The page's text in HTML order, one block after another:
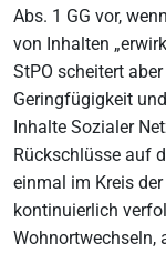
Abs. 1 GG vor,
von Inhalten
StPO scheitert
Geringfügigkeit
Inhalte Sozialer
Rückschlüsse auf
einmal im Kreis
kontinuierlich
Wohnortwechseln,